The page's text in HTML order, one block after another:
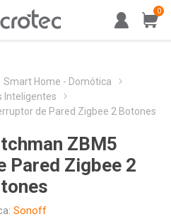
0
Smart Home - Domótica
Inteligentes
de Pared Zigbee 2 Botones
ZBM5
Pared Zigbee 2
Sonoff